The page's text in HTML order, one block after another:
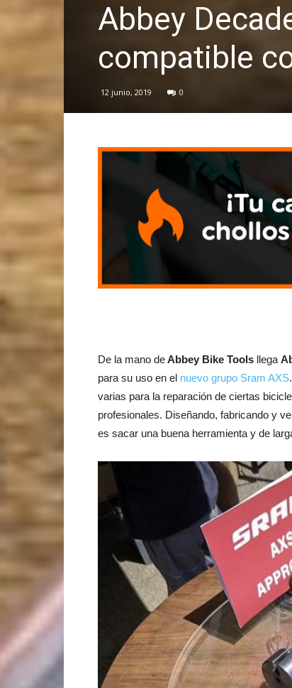
Abbey
compatible
12 junio, 2019 0
De la mano deAbbey Bike Tools llega
para su uso en el nuevo grupo Sram AXS
varias para la reparación de ciertas
profesionales. Diseñando, fabricando y
es sacar una buena herramienta y de